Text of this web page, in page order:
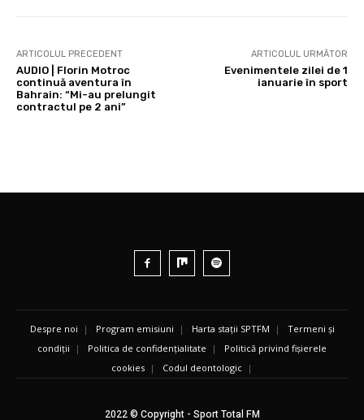
ARTICOLUL PRECEDENT
AUDIO | Florin Motroc
continuă aventura în
Bahrain: “Mi-au prelungit
contractul pe 2 ani”
ARTICOLUL URMĂTOR
Evenimentele zilei de 1
ianuarie în sport
Despre noi | Program emisiuni | Harta stații SPTFM | Termeni și
condiții | Politica de confidențialitate | Politică privind fișierele
cookies | Codul deontologic |
2022 © Copyright - Sport Total FM